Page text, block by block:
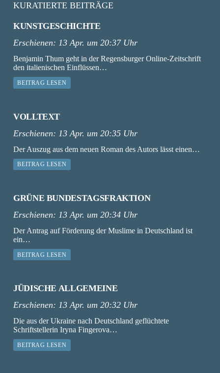
KURATIERTE BEITRÄGE
KUNSTGESCHICHTE
Erschienen: 13 Apr. um 20:37 Uhr
Benjamin Thum geht in der Regensburger Online-Zeitschrift
den italienischen Einflüssen…
BEITRAG LESEN
VOLLTEXT
Erschienen: 13 Apr. um 20:35 Uhr
Der Auszug aus dem neuen Roman des Autors lässt einen…
BEITRAG LESEN
GRÜNE BUNDESTAGSFRAKTION
Erschienen: 13 Apr. um 20:34 Uhr
Der Antrag auf Förderung der Muslime in Deutschland ist
ein…
BEITRAG LESEN
JÜDISCHE ALLGEMEINE
Erschienen: 13 Apr. um 20:32 Uhr
Die aus der Ukraine nach Deutschland geflüchtete
Schriftstellerin Iryna Fingerova…
BEITRAG LESEN